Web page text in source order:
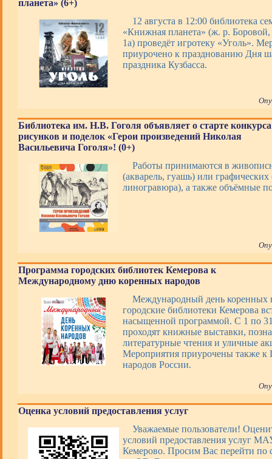
планета» (6+)
12 августа в 12:00 библиотека
«Книжная планета» (ж. р. Боровой,
1а) проведёт игротеку «Уголь».
приурочено к празднованию Дня
праздника Кузбасса.
Библиотека им. Н.В. Гоголя объявляет о старте конкурса
рисунков и поделок «Герои произведений Николая
Васильевича Гоголя»! (0+)
Работы принимаются в
(акварель, гуашь) или
линогравюра), а также объёмные
Программа городских библиотек Кемерова к
Международному дню коренных народов
Международный день коренных
городские библиотеки Кемерова
насыщенной программой. С 1 по 31
проходят книжные выставки,
литературные чтения и уличные
Мероприятия приурочены также к
народов России.
Оценка условий предоставления услуг
Уважаемые пользователи!
условий предоставления услуг
Кемерово. Просим Вас перейти по